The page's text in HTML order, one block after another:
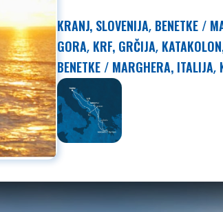
KRANJ, SLOVENIJA, BENETKE /
GORA, KRF, GRČIJA,
BENETKE / MARGHERA, ITALIJA,